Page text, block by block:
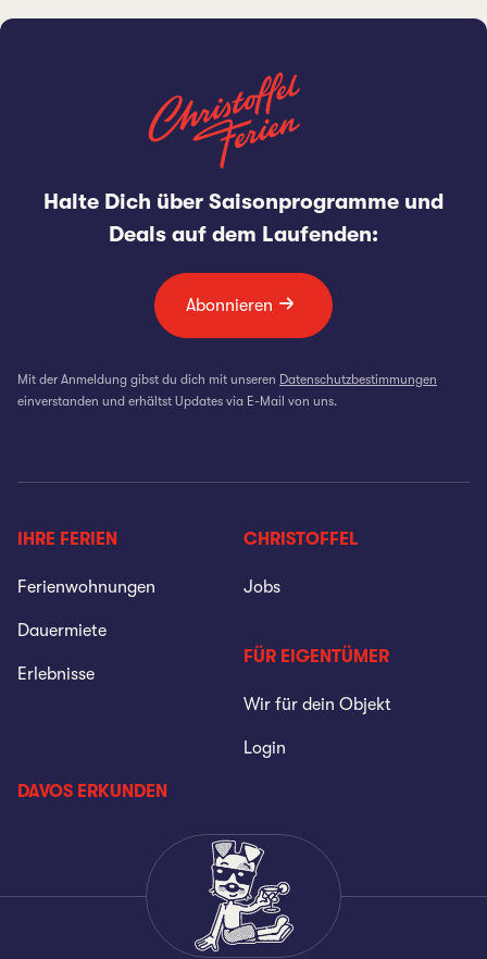
Halte Dich über Saisonprogramme und
Deals auf dem Laufenden:
Abonnieren
Mit der Anmeldung gibst du dich mit unseren Datenschutzbestimmungen
einverstanden und erhältst Updates via E-Mail von uns.
IHRE FERIEN
Ferienwohnungen
Dauermiete
Erlebnisse
CHRISTOFFEL
Jobs
FÜR EIGENTÜMER
Wir für dein Objekt
Login
DAVOS ERKUNDEN